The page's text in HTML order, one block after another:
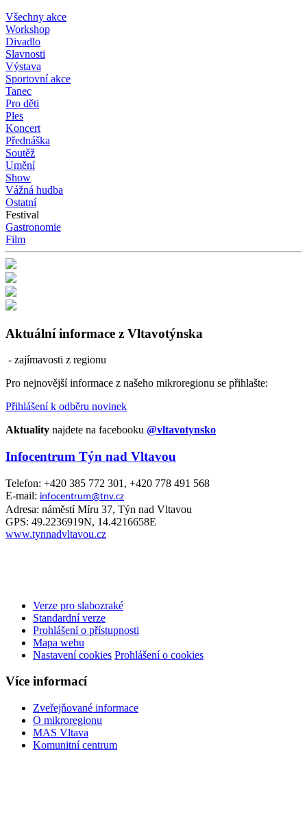
Všechny akce
Workshop
Divadlo
Slavnosti
Výstava
Sportovní akce
Tanec
Pro děti
Ples
Koncert
Přednáška
Soutěž
Umění
Show
Vážná hudba
Ostatní
Festival
Gastronomie
Film
Aktuální informace z Vltavotýnska
- zajímavosti z regionu
Pro nejnovější informace z našeho mikroregionu se přihlašte:
Přihlášení k odběru novinek
Aktuality najdete na facebooku @vltavotynsko
Infocentrum Týn nad Vltavou
Telefon: +420 385 772 301, +420 778 491 568
E-mail: infocentrum@tnv.cz
Adresa: náměstí Míru 37, Týn nad Vltavou
GPS: 49.2236919N, 14.4216658E
www.tynnadvltavou.cz
Verze pro slabozraké
Standardní verze
Prohlášení o přístupnosti
Mapa webu
Nastavení cookies Prohlášení o cookies
Více informací
Zveřejňované informace
O mikroregionu
MAS Vltava
Komunitní centrum